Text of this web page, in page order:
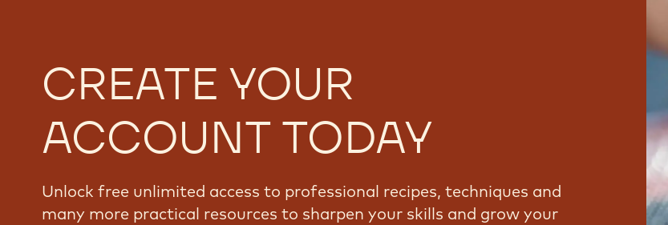
CREATE YOUR
ACCOUNT TODAY
Unlock free unlimited access to professional recipes, techniques and
many more practical resources to sharpen your skills and grow your